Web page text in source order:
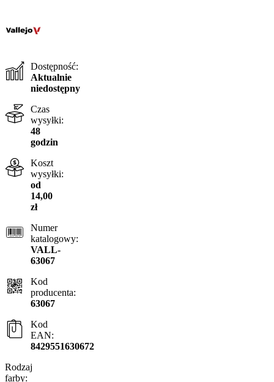
Dostępność:
Aktualnie
niedostępny
Czas
wysyłki:
48
godzin
Koszt
wysyłki:
od
14,00
zł
Numer
katalogowy:
VALL-
63067
Kod
producenta:
63067
Kod
EAN:
8429551630672
Rodzaj
farby: